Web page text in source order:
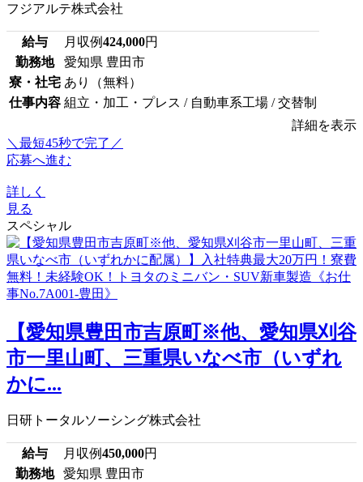
フジアルテ株式会社
給与 月収例424,000円
勤務地
愛知県 豊田市
寮・社宅 あり（無料）
仕事内容 組立・加工・プレス / 自動車系工場 / 交替制
詳細を表示
＼最短45秒で完了／
応募へ進む
詳しく
見る
スペシャル
【愛知県豊田市吉原町※他、愛知県刈谷
市一里山町、三重県いなべ市（いずれ
かに...
日研トータルソーシング株式会社
給与 月収例450,000円
勤務地
愛知県 豊田市